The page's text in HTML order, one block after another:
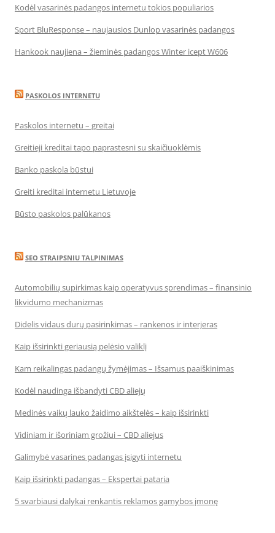
Kodėl vasarinės padangos internetu tokios populiarios
Sport BluResponse – naujausios Dunlop vasarinės padangos
Hankook naujiena – žieminės padangos Winter icept W606
PASKOLOS INTERNETU
Paskolos internetu – greitai
Greitieji kreditai tapo paprastesni su skaičiuoklėmis
Banko paskola būstui
Greiti kreditai internetu Lietuvoje
Būsto paskolos palūkanos
SEO STRAIPSNIU TALPINIMAS
Automobilių supirkimas kaip operatyvus sprendimas – finansinio
likvidumo mechanizmas
Didelis vidaus durų pasirinkimas – rankenos ir interjeras
Kaip išsirinkti geriausią pelėsio valiklį
Kam reikalingas padangų žymėjimas – Išsamus paaiškinimas
Kodėl naudinga išbandyti CBD aliejų
Medinės vaikų lauko žaidimo aikštelės – kaip išsirinkti
Vidiniam ir išoriniam grožiui – CBD aliejus
Galimybė vasarines padangas įsigyti internetu
Kaip išsirinkti padangas – Ekspertai pataria
5 svarbiausi dalykai renkantis reklamos gamybos įmonę